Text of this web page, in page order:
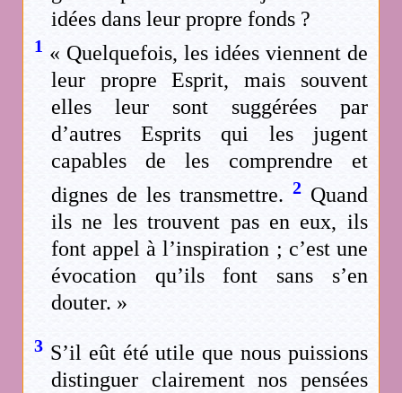
idées dans leur propre fonds ?
1 « Quelquefois, les idées viennent de
leur propre Esprit, mais souvent
elles leur sont suggérées par
d’autres Esprits qui les jugent
capables de les comprendre et
dignes de les transmettre. 2Quand
ils ne les trouvent pas en eux, ils
font appel à l’inspiration ; c’est une
évocation qu’ils font sans s’en
douter. »
3 S’il eût été utile que nous puissions
distinguer clairement nos pensées